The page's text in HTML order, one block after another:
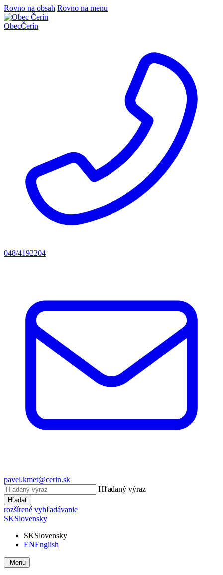
Rovno na obsah Rovno na menu
ObecČerín
048/4192204
pavel.kmet@cerin.sk
Hľadaný výraz
Hľadať
rozšírené vyhľadávanie
SKSlovensky
SKSlovensky
ENEnglish
Menu